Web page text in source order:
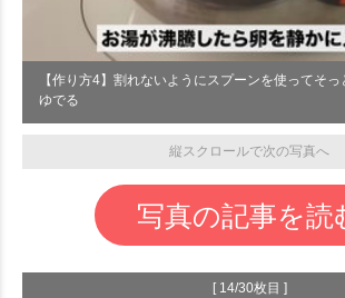
【作り方4】割れないようにスプーンを使ってそ
ゆでる
縦スクロールで次の写真へ
写真の記事を読
[ 14/30枚目 ]